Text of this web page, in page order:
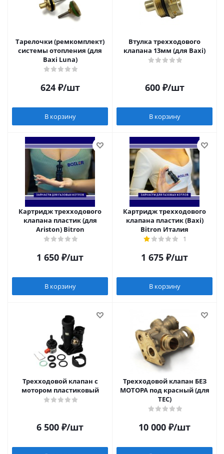
Тарелочки (ремкомплект)
системы отопления (для
Baxi Luna)
624₽/шт
В корзину
Втулка трехходового
клапана 13мм (для Baxi)
600₽/шт
В корзину
Картридж трехходового
клапана пластик (для
Ariston) Bitron
1 650 ₽/шт
В корзину
Картридж трехходового
клапана пластик (Baxi)
Bitron Италия
1
1 675 ₽/шт
В корзину
Трехходовой клапан с
мотором пластиковый
6 500 ₽/шт
Трехходовой клапан БЕЗ
МОТОРА под красный (для
TEC)
10 000 ₽/шт